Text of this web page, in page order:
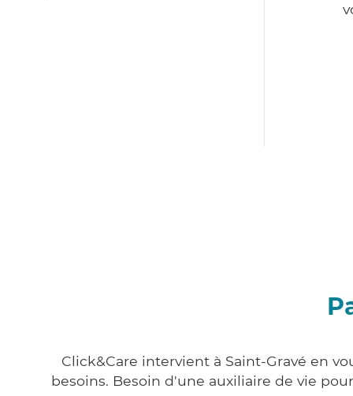
Click&Care intervient à Saint-Gravé en
besoins. Besoin d'une auxiliaire de vie